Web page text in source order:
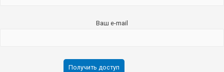
Ваш e-mail